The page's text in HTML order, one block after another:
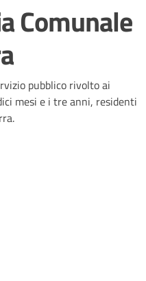
Comunale
pubblico rivolto ai
mesi e i tre anni, residenti